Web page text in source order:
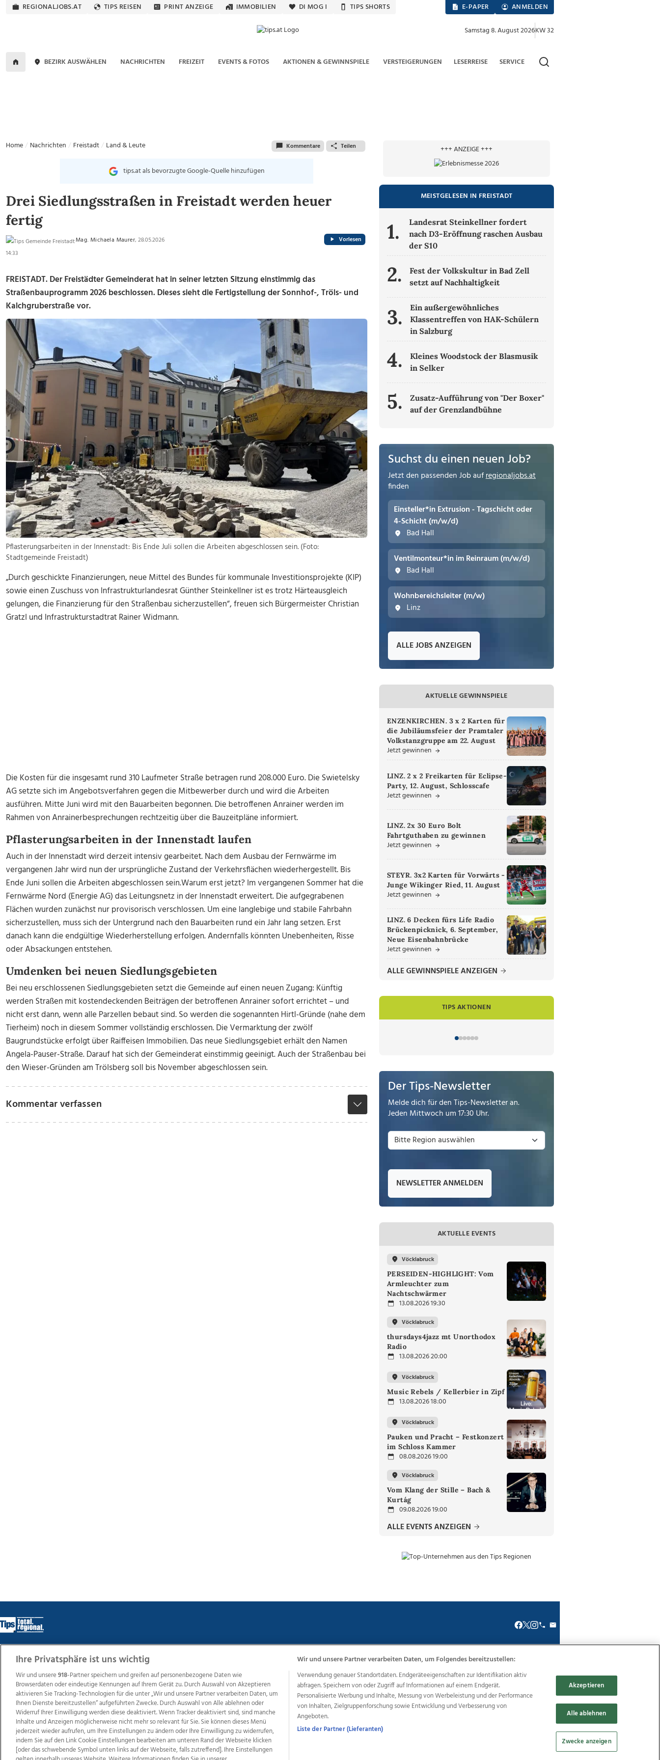
REGIONALJOBS.AT TIPS REISEN PRINT ANZEIGE IMMOBILIEN DI MOG I TIPS SHORTS E-PAPER ANMELDEN
Samstag 8. August 2026KW 32
BEZIRK AUSWÄHLEN NACHRICHTEN FREIZEIT EVENTS & FOTOS AKTIONEN & GEWINNSPIELE VERSTEIGERUNGEN LESERREISE SERVICE
Home Nachrichten Freistadt Land & Leute Kommentare Teilen
tips.at als bevorzugte Google-Quelle hinzufügen
Drei Siedlungsstraßen in Freistadt werden heuer
fertig
Mag. Michaela Maurer, 28.05.2026
14:33
Vorlesen
FREISTADT. Der Freistädter Gemeinderat hat in seiner letzten Sitzung einstimmig das
Straßenbauprogramm 2026 beschlossen. Dieses sieht die Fertigstellung der Sonnhof-, Tröls- und
Kalchgruberstraße vor.
Pflasterungsarbeiten in der Innenstadt: Bis Ende Juli sollen die Arbeiten abgeschlossen sein. (Foto:
Stadtgemeinde Freistadt)
„Durch geschickte Finanzierungen, neue Mittel des Bundes für kommunale Investitionsprojekte (KIP)
sowie einen Zuschuss von Infrastrukturlandesrat Günther Steinkellner ist es trotz Härteausgleich
gelungen, die Finanzierung für den Straßenbau sicherzustellen“, freuen sich Bürgermeister Christian
Gratzl und Infrastrukturstadtrat Rainer Widmann.
Die Kosten für die insgesamt rund 310 Laufmeter Straße betragen rund 208.000 Euro. Die Swietelsky
AG setzte sich im Angebotsverfahren gegen die Mitbewerber durch und wird die Arbeiten
ausführen. Mitte Juni wird mit den Bauarbeiten begonnen. Die betroffenen Anrainer werden im
Rahmen von Anrainerbesprechungen rechtzeitig über die Bauzeitpläne informiert.
Pflasterungsarbeiten in der Innenstadt laufen
Auch in der Innenstadt wird derzeit intensiv gearbeitet. Nach dem Ausbau der Fernwärme im
vergangenen Jahr wird nun der ursprüngliche Zustand der Verkehrsflächen wiederhergestellt. Bis
Ende Juni sollen die Arbeiten abgeschlossen sein.Warum erst jetzt? Im vergangenen Sommer hat die
Fernwärme Nord (Energie AG) das Leitungsnetz in der Innenstadt erweitert. Die aufgegrabenen
Flächen wurden zunächst nur provisorisch verschlossen. Um eine langlebige und stabile Fahrbahn
sicherzustellen, muss sich der Untergrund nach den Bauarbeiten rund ein Jahr lang setzen. Erst
danach kann die endgültige Wiederherstellung erfolgen. Andernfalls könnten Unebenheiten, Risse
oder Absackungen entstehen.
Umdenken bei neuen Siedlungsgebieten
Bei neu erschlossenen Siedlungsgebieten setzt die Gemeinde auf einen neuen Zugang: Künftig
werden Straßen mit kostendeckenden Beiträgen der betroffenen Anrainer sofort errichtet – und
nicht erst dann, wenn alle Parzellen bebaut sind. So werden die sogenannten Hirtl-Gründe (nahe dem
Tierheim) noch in diesem Sommer vollständig erschlossen. Die Vermarktung der zwölf
Baugrundstücke erfolgt über Raiffeisen Immobilien. Das neue Siedlungsgebiet erhält den Namen
Angela-Pauser-Straße. Darauf hat sich der Gemeinderat einstimmig geeinigt. Auch der Straßenbau bei
den Wieser-Gründen am Trölsberg soll bis November abgeschlossen sein.
Kommentar verfassen
+++ ANZEIGE +++
MEISTGELESEN IN FREISTADT
1.
Landesrat Steinkellner fordert
nach D3-Eröffnung raschen Ausbau
der S10
2.
Fest der Volkskultur in Bad Zell
setzt auf Nachhaltigkeit
3.
Ein außergewöhnliches
Klassentreffen von HAK-Schülern
in Salzburg
4.
Kleines Woodstock der Blasmusik
in Selker
5.
Zusatz-Aufführung von "Der Boxer"
auf der Grenzlandbühne
Suchst du einen neuen Job?
Jetzt den passenden Job aufregionaljobs.at
finden
Einsteller*in Extrusion - Tagschicht oder
4-Schicht (m/w/d)
Bad Hall
Ventilmonteur*in im Reinraum (m/w/d)
Bad Hall
Wohnbereichsleiter (m/w)
Linz
ALLE JOBS ANZEIGEN
AKTUELLE GEWINNSPIELE
ENZENKIRCHEN. 3 x 2 Karten für
die Jubiläumsfeier der Pramtaler
Volkstanzgruppe am 22. August
Jetzt gewinnen
LINZ. 2 x 2 Freikarten für Eclipse-
Party, 12. August, Schlosscafe
Jetzt gewinnen
LINZ. 2x 30 Euro Bolt
Fahrtguthaben zu gewinnen
Jetzt gewinnen
STEYR. 3x2 Karten für Vorwärts -
Junge Wikinger Ried, 11. August
Jetzt gewinnen
LINZ. 6 Decken fürs Life Radio
Brückenpicknick, 6. September,
Neue Eisenbahnbrücke
Jetzt gewinnen
ALLE GEWINNSPIELE ANZEIGEN
TIPS AKTIONEN
Der Tips-Newsletter
Melde dich für den Tips-Newsletter an.
Jeden Mittwoch um 17:30 Uhr.
NEWSLETTER ANMELDEN
AKTUELLE EVENTS
Vöcklabruck
PERSEIDEN-HIGHLIGHT: Vom
Armleuchter zum
Nachtschwärmer
13.08.2026 19:30
Vöcklabruck
thursdays4jazz mt Unorthodox
Radio
13.08.2026 20:00
Vöcklabruck
Music Rebels / Kellerbier in Zipf
13.08.2026 18:00
Vöcklabruck
Pauken und Pracht – Festkonzert
im Schloss Kammer
08.08.2026 19:00
Vöcklabruck
Vom Klang der Stille – Bach &
Kurtág
09.08.2026 19:00
ALLE EVENTS ANZEIGEN
Kontakt Ehrenkodex
Weitere Angebote des Medienhauses Wimmer
TV1 di-mog-i.at OÖNow Ischler Woche Life Radio OÖNachrichten OÖN Immobilien
Regionaljobs
wasistlos.at wirtrauern.at
Ihre Privatsphäre ist uns wichtig
Wir und unsere918-Partner speichern und greifen auf personenbezogene Daten wie
Browserdaten oder eindeutige Kennungen auf Ihrem Gerät zu. Durch Auswahl von Akzeptieren
aktivieren Sie Tracking-Technologien für die unter „Wir und unsere Partner verarbeiten Daten, um
Ihnen Dienste bereitzustellen“ aufgeführten Zwecke. Durch Auswahl von Alle ablehnen oder
Widerruf Ihrer Einwilligung werden diese deaktiviert. Wenn Tracker deaktiviert sind, sind manche
Inhalte und Anzeigen möglicherweise nicht mehr so relevant für Sie. Sie können dieses Menü
jederzeit wieder aufrufen, um Ihre Einstellungen zu ändern oder Ihre Einwilligung zu widerrufen,
indem Sie auf den Link Cookie Einstellungen bearbeiten am unteren Rand der Webseite klicken
[oder das schwebende Symbol unten links auf der Webseite, falls zutreffend]. Ihre Einstellungen
Wir und unsere Partner verarbeiten Daten, um Folgendes bereitzustellen:
Verwendung genauer Standortdaten. Endgeräteeigenschaften zur Identifikation aktiv
abfragen. Speichern von oder Zugriff auf Informationen auf einem Endgerät.
Personalisierte Werbung und Inhalte, Messung von Werbeleistung und der Performance
von Inhalten, Zielgruppenforschung sowie Entwicklung und Verbesserung von
Angeboten.
Liste der Partner (Lieferanten)
Akzeptieren
Alle ablehnen
Zwecke anzeigen